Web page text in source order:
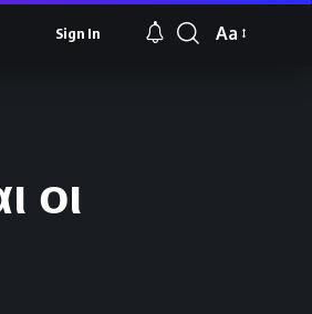
Sign In
Font
Aa
οι